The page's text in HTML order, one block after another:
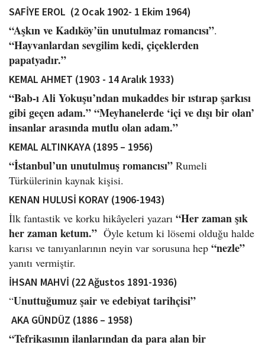
SAFİYE EROL (2 Ocak 1902- 1 Ekim 1964)
“Aşkın ve Kadıköy’ün unutulmaz romancısı”.
“Hayvanlardan sevgilim kedi, çiçeklerden
papatyadır.”
KEMAL AHMET (1903 - 14 Aralık 1933)
“Bab-ı Ali Yokuşu’ndan mukaddes bir ıstırap şarkısı
gibi geçen adam.”“Meyhanelerde ‘içi ve dışı bir olan’
insanlar arasında mutlu olan adam.”
KEMAL ALTINKAYA (1895 – 1956)
“İstanbul’un unutulmuş romancısı” Rumeli
Türkülerinin kaynak kişisi.
KENAN HULUSİ KORAY (1906-1943)
İlk fantastik ve korku hikâyeleri yazarı “Her zaman şık
her zaman ketum.” Öyle ketum ki lösemi olduğu halde
karısı ve tanıyanlarının neyin var sorusuna hep “nezle”
yanıtı vermiştir.
İHSAN MAHVİ (22 Ağustos 1891-1936)
“Unuttuğumuz şair ve edebiyat tarihçisi”
AKA GÜNDÜZ (1886 – 1958)
“Tefrikasının ilanlarından da para alan bir